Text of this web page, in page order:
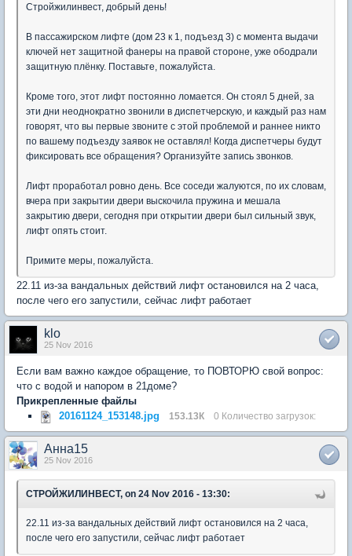
Стройжилинвест, добрый день!
В пассажирском лифте (дом 23 к 1, подъезд 3) с момента выдачи
ключей нет защитной фанеры на правой стороне, уже ободрали
защитную плёнку. Поставьте, пожалуйста.
Кроме того, этот лифт постоянно ломается. Он стоял 5 дней, за
эти дни неоднократно звонили в диспетчерскую, и каждый раз нам
говорят, что вы первые звоните с этой проблемой и раннее никто
по вашему подъезду заявок не оставлял! Когда диспетчеры будут
фиксировать все обращения? Организуйте запись звонков.
Лифт проработал ровно день. Все соседи жалуются, по их словам,
вчера при закрытии двери выскочила пружина и мешала
закрытию двери, сегодня при открытии двери был сильный звук,
лифт опять стоит.
Примите меры, пожалуйста.
22.11 из-за вандальных действий лифт остановился на 2 часа,
после чего его запустили, сейчас лифт работает
klo
25 Nov 2016
Если вам важно каждое обращение, то ПОВТОРЮ свой вопрос:
что с водой и напором в 21доме?
Прикрепленные файлы
20161124_153148.jpg
153.13К 0 Количество загрузок:
Анна15
25 Nov 2016
СТРОЙЖИЛИНВЕСТ, on 24 Nov 2016 - 13:30:
22.11 из-за вандальных действий лифт остановился на 2 часа,
после чего его запустили, сейчас лифт работает